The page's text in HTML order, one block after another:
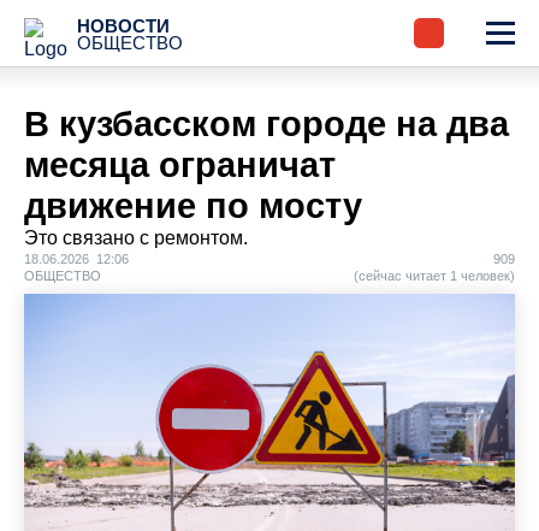
НОВОСТИ
ОБЩЕСТВО
В кузбасском городе на два
месяца ограничат
движение по мосту
Это связано с ремонтом.
18.06.2026 12:06
ОБЩЕСТВО
909
(сейчас читает 1 человек)